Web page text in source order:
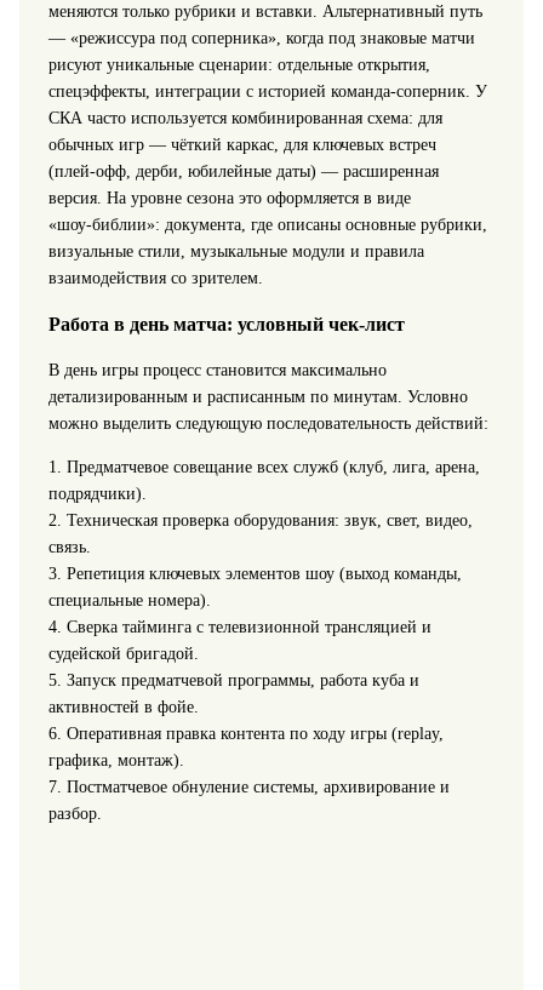
меняются только рубрики и вставки. Альтернативный путь
— «режиссура под соперника», когда под знаковые матчи
рисуют уникальные сценарии: отдельные открытия,
спецэффекты, интеграции с историей команда‑соперник. У
СКА часто используется комбинированная схема: для
обычных игр — чёткий каркас, для ключевых встреч
(плей‑офф, дерби, юбилейные даты) — расширенная
версия. На уровне сезона это оформляется в виде
«шоу‑библии»: документа, где описаны основные рубрики,
визуальные стили, музыкальные модули и правила
взаимодействия со зрителем.
Работа в день матча: условный чек-лист
В день игры процесс становится максимально
детализированным и расписанным по минутам. Условно
можно выделить следующую последовательность действий:
1. Предматчевое совещание всех служб (клуб, лига, арена,
подрядчики).
2. Техническая проверка оборудования: звук, свет, видео,
связь.
3. Репетиция ключевых элементов шоу (выход команды,
специальные номера).
4. Сверка тайминга с телевизионной трансляцией и
судейской бригадой.
5. Запуск предматчевой программы, работа куба и
активностей в фойе.
6. Оперативная правка контента по ходу игры (replay,
графика, монтаж).
7. Постматчевое обнуление системы, архивирование и
разбор.